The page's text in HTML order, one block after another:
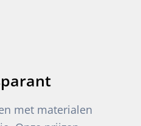
met materialen